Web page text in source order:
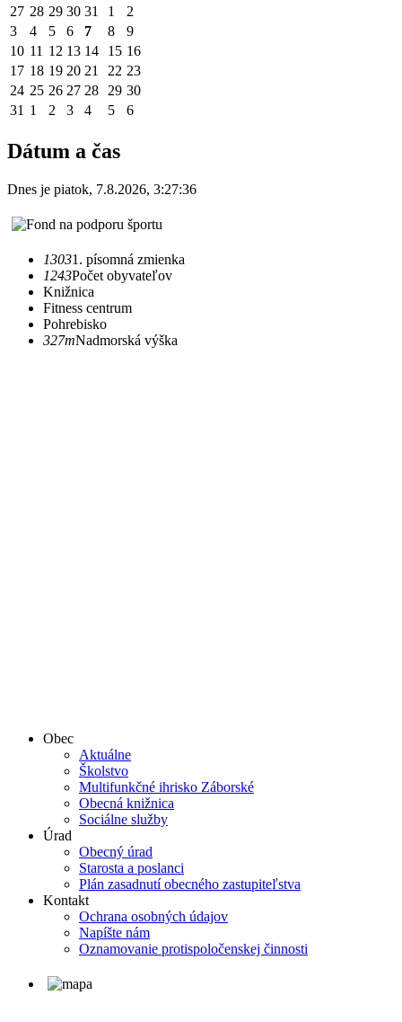
27 28 29 30 31 1
2
3
4 5 6 7 8
9
10 11 12 13 14 15 16
17 18 19 20 21 22 23
24 25 26 27 28 29 30
31 1 2 3 4 5 6
Dátum a čas
Dnes je piatok, 7.8.2026, 3:27:36
13031. písomná zmienka
1243Počet obyvateľov
Knižnica
Fitness centrum
Pohrebisko
327mNadmorská výška
Obec
Aktuálne
Školstvo
Multifunkčné ihrisko Záborské
Obecná knižnica
Sociálne služby
Úrad
Obecný úrad
Starosta a poslanci
Plán zasadnutí obecného zastupiteľstva
Kontakt
Ochrana osobných údajov
Napíšte nám
Oznamovanie protispoločenskej činnosti